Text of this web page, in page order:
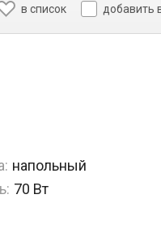
в список
добавить
напольный
70 Вт